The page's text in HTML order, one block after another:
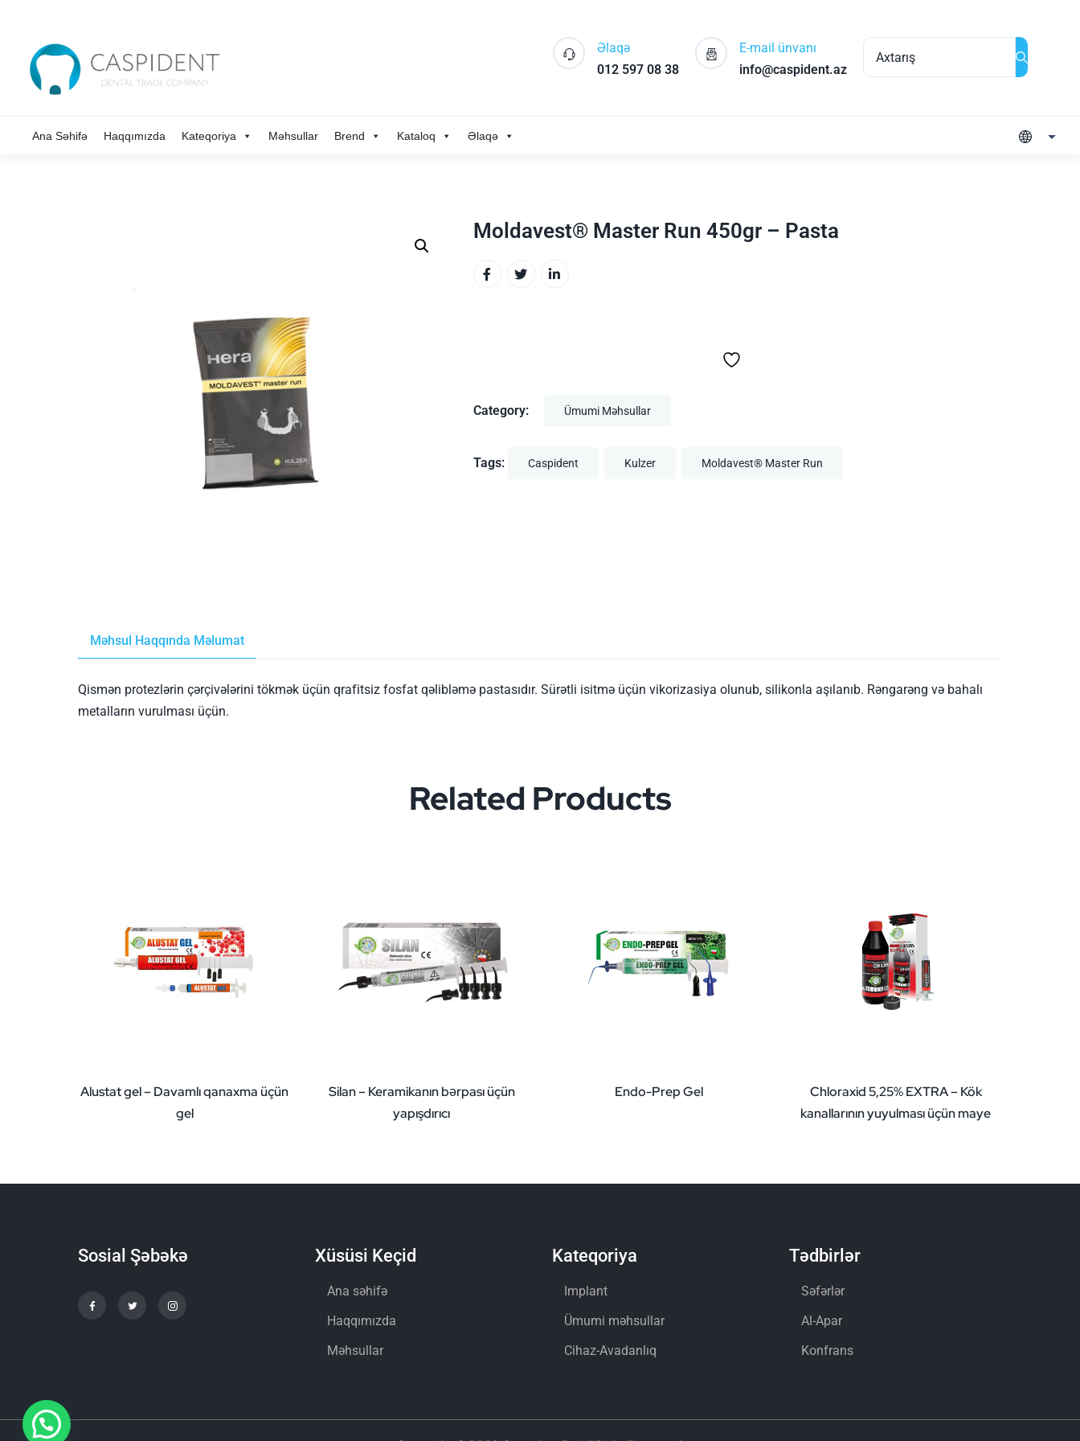
Əlaqə
012 597 08 38
E-mail ünvanı
info@caspident.az
Ana Səhifə Haqqımızda Kateqoriya Məhsullar Brend Kataloq Əlaqə
Moldavest® Master Run 450gr – Pasta
Category: Ümumi Məhsullar
Tags: Caspident Kulzer Moldavest® Master Run
Məhsul Haqqında Məlumat
Qismən protezlərin çərçivələrini tökmək üçün qrafitsiz fosfat qəlibləmə pastasıdır. Sürətli isitmə üçün vikorizasiya olunub, silikonla aşılanıb. Rəngarəng və bahalı
metalların vurulması üçün.
Related Products
Alustat gel – Davamlı qanaxma üçün
gel
Silan – Keramikanın bərpası üçün
yapışdırıcı
Endo-Prep Gel
Chloraxid 5,25% EXTRA – Kök
kanallarının yuyulması üçün maye
Sosial Şəbəkə Xüsüsi Keçid
Ana səhifə
Haqqımızda
Məhsullar
Kateqoriya
Implant
Ümumi məhsullar
Cihaz-Avadanlıq
Tədbirlər
Səfərlər
Al-Apar
Konfrans